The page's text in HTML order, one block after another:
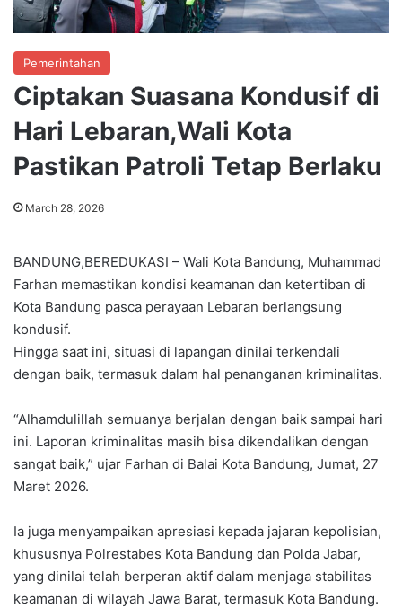
Pemerintahan
Ciptakan Suasana Kondusif di
Hari Lebaran,Wali Kota
Pastikan Patroli Tetap Berlaku
March 28, 2026
BANDUNG,BEREDUKASI – Wali Kota Bandung, Muhammad
Farhan memastikan kondisi keamanan dan ketertiban di
Kota Bandung pasca perayaan Lebaran berlangsung
kondusif.
Hingga saat ini, situasi di lapangan dinilai terkendali
dengan baik, termasuk dalam hal penanganan kriminalitas.
“Alhamdulillah semuanya berjalan dengan baik sampai hari
ini. Laporan kriminalitas masih bisa dikendalikan dengan
sangat baik,” ujar Farhan di Balai Kota Bandung, Jumat, 27
Maret 2026.
Ia juga menyampaikan apresiasi kepada jajaran kepolisian,
khususnya Polrestabes Kota Bandung dan Polda Jabar,
yang dinilai telah berperan aktif dalam menjaga stabilitas
keamanan di wilayah Jawa Barat, termasuk Kota Bandung.